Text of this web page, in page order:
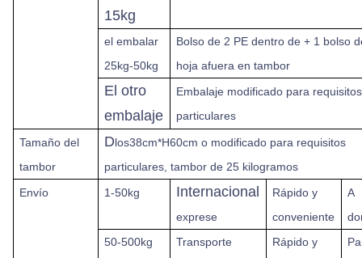
15kg
el embalar
25kg-50kg
Bolso de 2 PE dentro de + 1 bolso
hoja afuera en tambor
El otro
embalaje
Embalaje modificado para requisitos
particulares
Tamaño del
tambor
Dlos38cm*H60cm o modificado para requisitos
particulares, tambor de 25 kilogramos
Envío
1-50kg Internacional
exprese
Rápido y
conveniente
A
50-500kg
Transporte
Rápido y